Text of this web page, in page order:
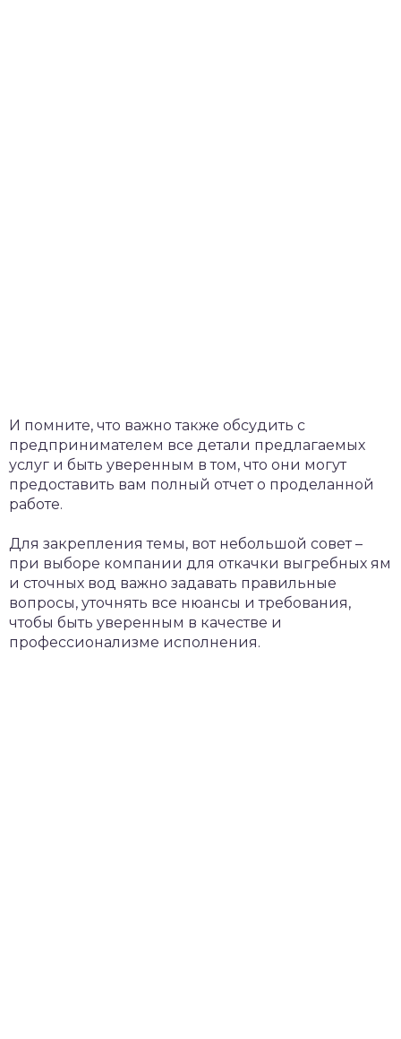
И помните, что важно также обсудить с
предпринимателем все детали предлагаемых
услуг и быть уверенным в том, что они могут
предоставить вам полный отчет о проделанной
работе.
Для закрепления темы, вот небольшой совет –
при выборе компании для откачки выгребных ям
и сточных вод важно задавать правильные
вопросы, уточнять все нюансы и требования,
чтобы быть уверенным в качестве и
профессионализме исполнения.